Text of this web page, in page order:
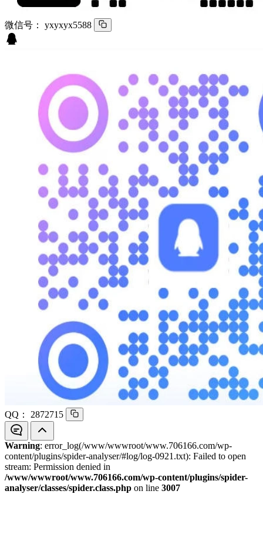
微信号： yxyxyx5588
QQ： 2872715
Warning: error_log(/www/wwwroot/www.706166.com/wp-
content/plugins/spider-analyser/#log/log-0921.txt): Failed to open
stream: Permission denied in
/www/wwwroot/www.706166.com/wp-content/plugins/spider-
analyser/classes/spider.class.php on line 3007